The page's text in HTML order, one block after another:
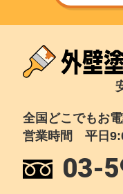
全国どこでもお
営業時間 平日
03-